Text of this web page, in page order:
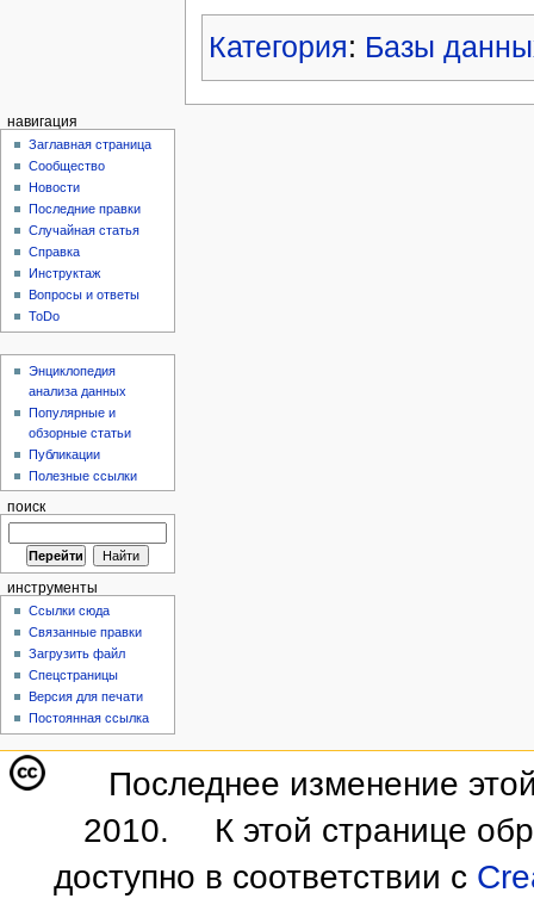
Категория: Базы
навигация
Заглавная страница
Сообщество
Новости
Последние правки
Случайная статья
Справка
Инструктаж
Вопросы и ответы
ToDo
Энциклопедия
анализа данных
Популярные и
обзорные статьи
Публикации
Полезные ссылки
поиск
инструменты
Ссылки сюда
Связанные правки
Загрузить файл
Спецстраницы
Версия для печати
Постоянная ссылка
Последнее изменение
2010.
К этой странице
доступно в соответствии с